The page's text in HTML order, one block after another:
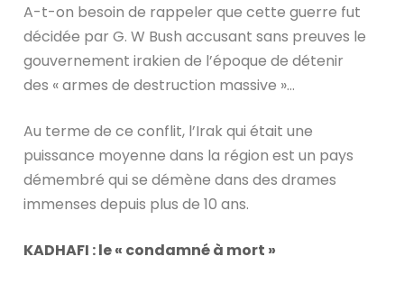
A-t-on besoin de rappeler que cette guerre fut
décidée par G. W Bush accusant sans preuves le
gouvernement irakien de l’époque de détenir
des « armes de destruction massive »…
Au terme de ce conflit, l’Irak qui était une
puissance moyenne dans la région est un pays
démembré qui se démène dans des drames
immenses depuis plus de 10 ans.
KADHAFI : le « condamné à mort »